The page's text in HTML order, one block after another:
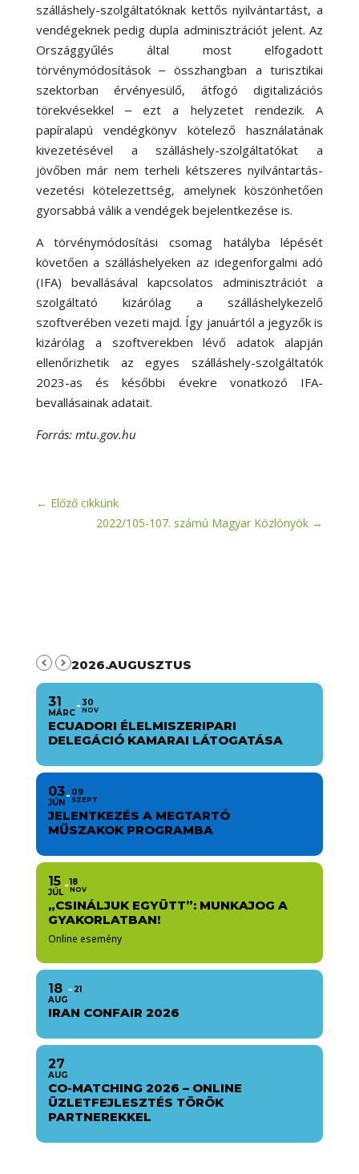
szálláshely-szolgáltatóknak kettős nyilvántartást, a
vendégeknek pedig dupla adminisztrációt jelent. Az
Országgyűlés által most elfogadott
törvénymódosítások ‒ összhangban a turisztikai
szektorban érvényesülő, átfogó digitalizációs
törekvésekkel ‒ ezt a helyzetet rendezik. A
papíralapú vendégkönyv kötelező használatának
kivezetésével a szálláshely-szolgáltatókat a
jövőben már nem terheli kétszeres nyilvántartás-
vezetési kötelezettség, amelynek köszönhetően
gyorsabbá válik a vendégek bejelentkezése is.
A törvénymódosítási csomag hatályba lépését
követően a szálláshelyeken az idegenforgalmi adó
(IFA) bevallásával kapcsolatos adminisztrációt a
szolgáltató kizárólag a szálláshelykezelő
szoftverében vezeti majd. Így januártól a jegyzők is
kizárólag a szoftverekben lévő adatok alapján
ellenőrizhetik az egyes szálláshely-szolgáltatók
2023-as és későbbi évekre vonatkozó IFA-
bevallásainak adatait.
Forrás: mtu.gov.hu
← Előző cikkünk
2022/105-107. számú Magyar Közlönyök →
2026.AUGUSZTUS
31
MÁRC
30
NOV
ECUADORI ÉLELMISZERIPARI
DELEGÁCIÓ KAMARAI LÁTOGATÁSA
03
JÚN
09
SZEPT
JELENTKEZÉS A MEGTARTÓ
MŰSZAKOK PROGRAMBA
15
JÚL
18
NOV
„CSINÁLJUK EGYÜTT”: MUNKAJOG A
GYAKORLATBAN!
Online esemény
18
AUG
21
IRAN CONFAIR 2026
27
AUG
CO-MATCHING 2026 – ONLINE
ÜZLETFEJLESZTÉS TÖRÖK
PARTNEREKKEL